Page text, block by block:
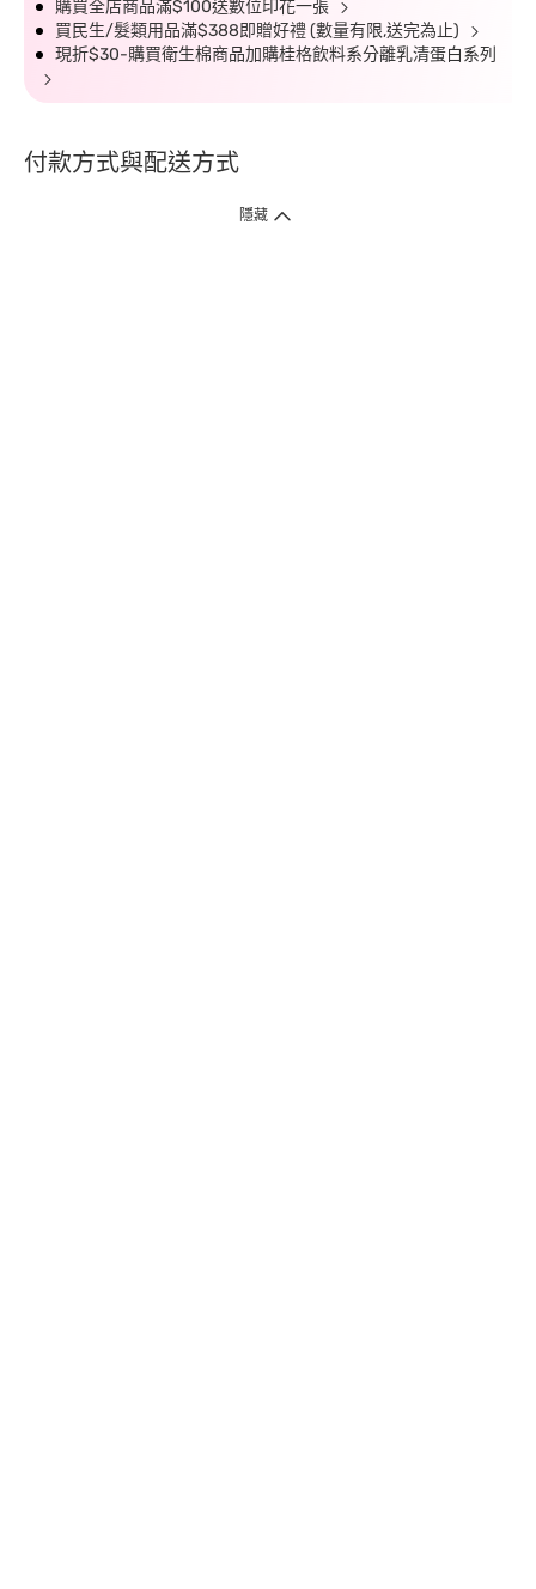
購買全店商品滿$100送數位印花一張
買民生/髮類用品滿$388即贈好禮 (數量有限,送完為止)
現折$30-購買衛生棉商品加購桂格飲料系分離乳清蛋白系列
付款方式與配送方式
隱藏